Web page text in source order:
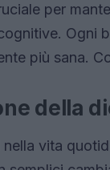
per
Ogni
più sana.
della
vita